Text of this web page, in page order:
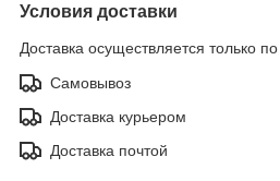
Условия доставки
Доставка осуществляется только
Самовывоз
Доставка курьером
Доставка почтой